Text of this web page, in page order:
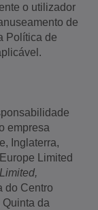
o utilizador
de
Política de
empresa
Inglaterra,
Limited
do Centro
Quinta da